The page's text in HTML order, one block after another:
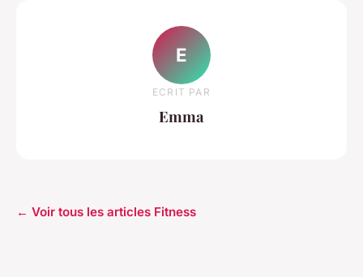
E
ECRIT PAR
Emma
← Voir tous les articles Fitness